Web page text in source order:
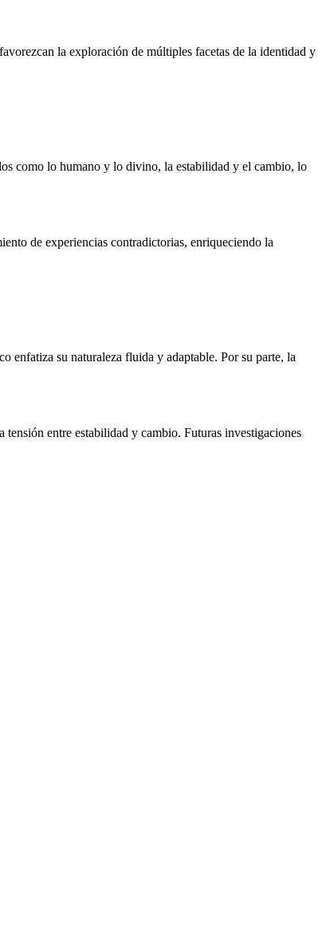
la exploración de múltiples facetas de la identidad y
como lo humano y lo divino, la estabilidad y el cambio, lo
de experiencias contradictorias, enriqueciendo la
enfatiza su naturaleza fluida y adaptable. Por su parte, la
entre estabilidad y cambio. Futuras investigaciones